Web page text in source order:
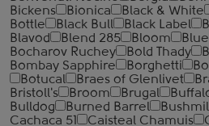
Bickens
Bionica Black & White
Bottle
Black Bull Black Label
Blavod
Blend 285 Bloom
Bocharov Ruchey
Bold Thady
Bombay Sapphire
Borghetti
Botucal
Braes of Glenlivet
Bristoll's
Broom Brugal
Bulldog
Burned Barrel
Cachaca 51
Caisteal Chamuis